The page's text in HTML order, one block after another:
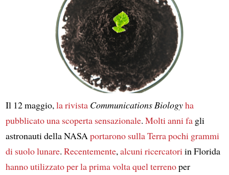
Il 12 maggio,la rivista Communications Biologyha
pubblicatouna scoperta sensazionale. Molti anni fagli
astronauti della NASAportarono sulla Terrapochi grammi
di suolo lunare. Recentemente,alcuni ricercatoriin Florida
hanno utilizzatoper la prima voltaquel terrenoper